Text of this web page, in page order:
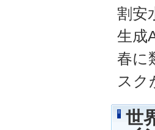
割安
生成
春に
スク
世